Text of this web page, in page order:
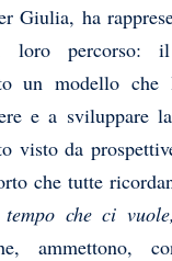
Giulia, ha
loro percorso:
un modello che
e a sviluppare
visto da
che tutte
che ci vuole,
ammettono,